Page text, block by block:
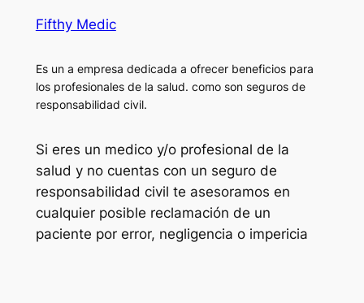
Fifthy Medic
Es un a empresa dedicada a ofrecer beneficios para
los profesionales de la salud. como son seguros de
responsabilidad civil.
Si eres un medico y/o profesional de la
salud y no cuentas con un seguro de
responsabilidad civil te asesoramos en
cualquier posible reclamación de un
paciente por error, negligencia o impericia